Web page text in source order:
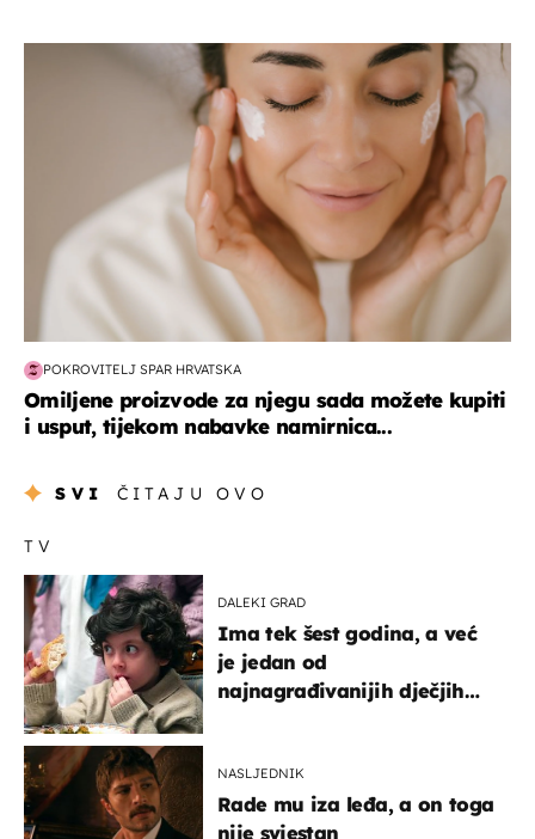
moda & ljepota
POKROVITELJ SPAR HRVATSKA
Omiljene proizvode za njegu sada možete kupiti
i usput, tijekom nabavke namirnica...
SVI ČITAJU OVO
TV
DALEKI GRAD
Ima tek šest godina, a već
je jedan od
najnagrađivanijih dječjih
NASLJEDNIK
Rade mu iza leđa, a on toga
nije svjestan